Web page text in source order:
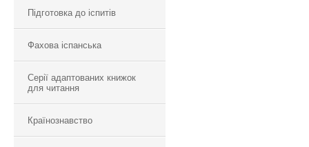
Підготовка до іспитів
Фахова іспанська
Серії адаптованих книжок
для читання
Країнознавство